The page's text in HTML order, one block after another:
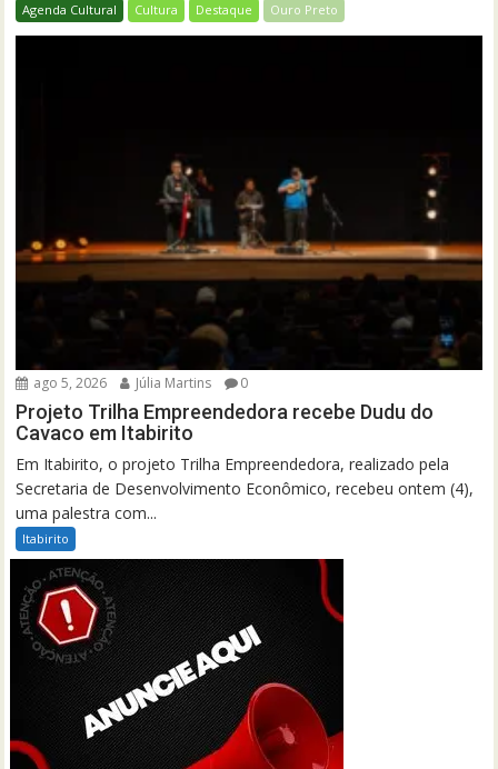
Agenda Cultural Cultura Destaque Ouro Preto
ago 5, 2026 Júlia Martins 0
Projeto Trilha Empreendedora recebe Dudu do
Cavaco em Itabirito
Em Itabirito, o projeto Trilha Empreendedora, realizado pela
Secretaria de Desenvolvimento Econômico, recebeu ontem (4),
uma palestra com...
Itabirito